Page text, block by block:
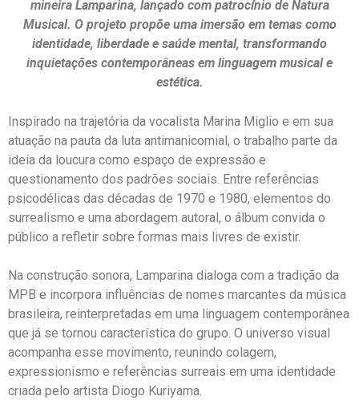
mineira Lamparina, lançado com patrocínio de Natura
Musical. O projeto propõe uma imersão em temas como
identidade, liberdade e saúde mental, transformando
inquietações contemporâneas em linguagem musical e
estética.
Inspirado na trajetória da vocalista Marina Miglio e em sua
atuação na pauta da luta antimanicomial, o trabalho parte da
ideia da loucura como espaço de expressão e
questionamento dos padrões sociais. Entre referências
psicodélicas das décadas de 1970 e 1980, elementos do
surrealismo e uma abordagem autoral, o álbum convida o
público a refletir sobre formas mais livres de existir.
Na construção sonora, Lamparina dialoga com a tradição da
MPB e incorpora influências de nomes marcantes da música
brasileira, reinterpretadas em uma linguagem contemporânea
que já se tornou característica do grupo. O universo visual
acompanha esse movimento, reunindo colagem,
expressionismo e referências surreais em uma identidade
criada pelo artista Diogo Kuriyama.